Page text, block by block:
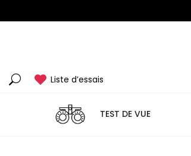
RechercheListe d’essais
TEST DE VUE